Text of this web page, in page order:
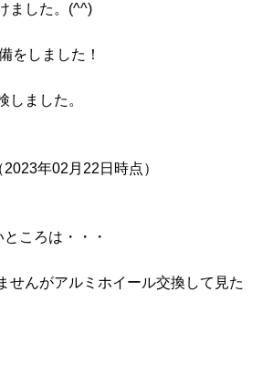
ました。(^^)
をしました！
しました。
年02月22日時点）
ころは・・・
せんがアルミホイール交換して見た